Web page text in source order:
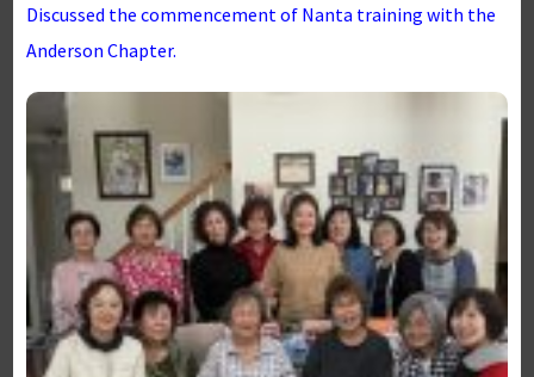
Discussed the commencement of Nanta training with the
Anderson Chapter.